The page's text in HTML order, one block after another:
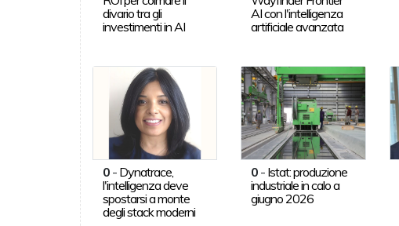
divario tra gli
investimenti in AI
AI con l'intelligenza
artificiale avanzata
0- Dynatrace,
l'intelligenza deve
spostarsi a monte
degli stack moderni
0 - Istat: produzione
industriale in calo a
giugno 2026